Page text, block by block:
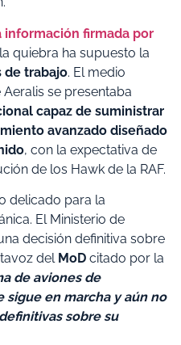
información firmada por
quiebra ha supuesto la
de trabajo. El medio
se presentaba
capaz de suministrar
avanzado diseñado
, con la expectativa de
de los Hawk de la RAF.
delicado para la
El Ministerio de
decisión definitiva sobre
del MoD citado por la
de aviones de
en marcha y aún no
sobre su